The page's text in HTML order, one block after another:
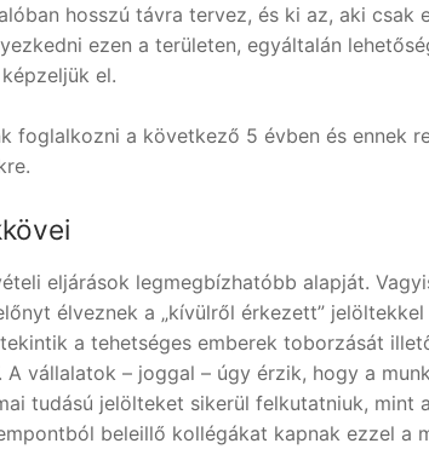
hosszú távra tervez, és ki az, aki csak
ezen a területen, egyáltalán
el.
foglalkozni a következő 5 évben és ennek
eljárások legmegbízhatóbb alapját.
élveznek a „kívülről érkezett” jelöltekkel
a tehetséges emberek toborzását
vállalatok – joggal – úgy érzik, hogy a
tudású jelölteket sikerül felkutatniuk, mint
beleillő kollégákat kapnak ezzel a